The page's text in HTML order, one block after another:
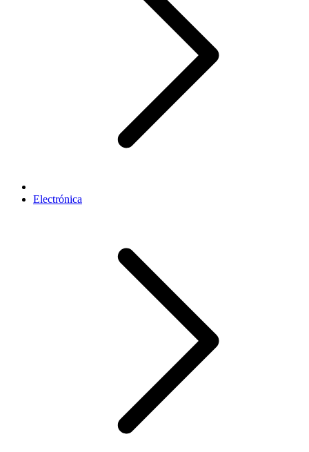
Electrónica